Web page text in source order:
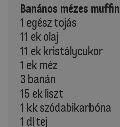
Banános mézes muffin
1 egész tojás
11 ek olaj
11 ek kristálycukor
1 ek méz
3 banán
15 ek liszt
1 kk szódabikarbóna
1 dl tej